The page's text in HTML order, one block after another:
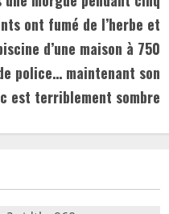
ont fumé de l’herbe et
d’une maison à 750
police… maintenant son
est terriblement sombre